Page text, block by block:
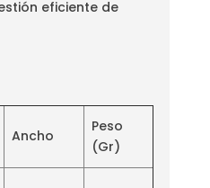
eficiente de
Ancho
Peso
(Gr)